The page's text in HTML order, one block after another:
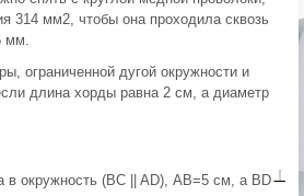
314 мм2, чтобы она проходила сквозь
мм.
ограниченной дугой окружности и
длина хорды равна 2 см, а диаметр
в окружность (BC || AD), АВ=5 см, а BD